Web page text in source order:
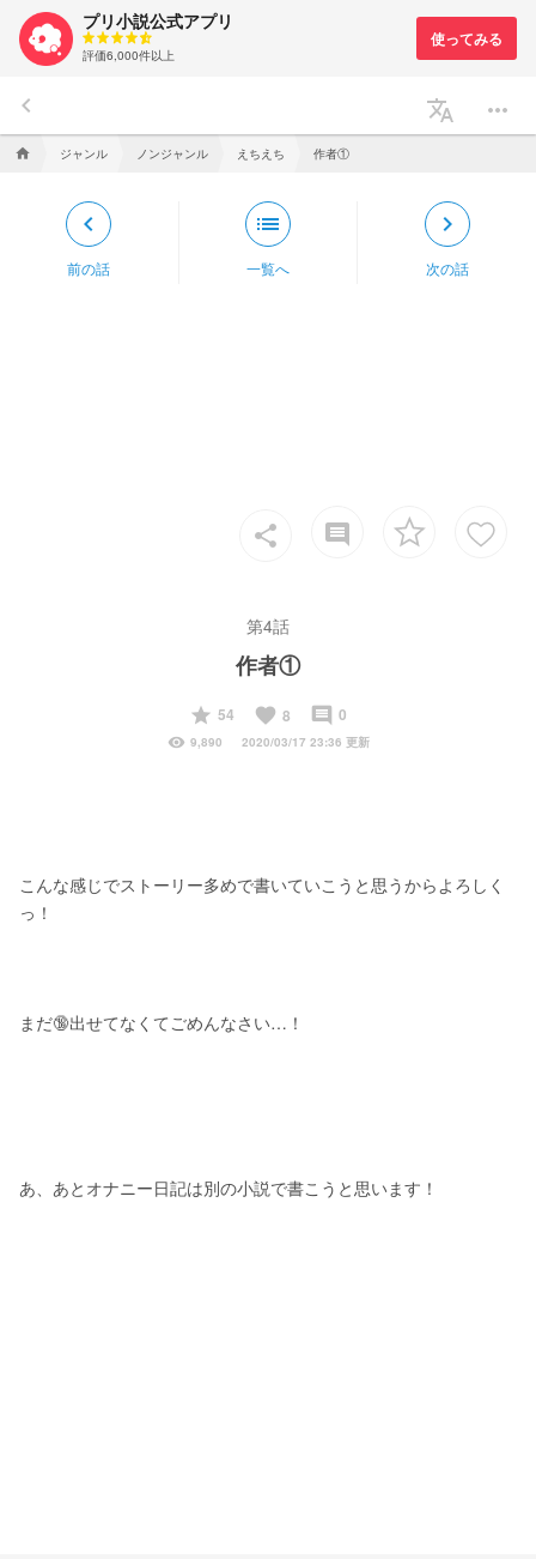
プリ小説公式アプリ
評価6,000件以上
keyboard_arrow_left translate more_horiz
home ジャンル ノンジャンル えちえち 作者①
keyboard_arrow_left
前の話
list
一覧へ
keyboard_arrow_right
次の話
share insert_comment
第4話
作者①
start
54 favorite 8 insert_comment 0
visibility 9,890 2020/03/17 23:36 更新
こんな感じでストーリー多めで書いていこうと思うからよろしく
っ！
まだ🔞出せてなくてごめんなさい…！
あ、あとオナニー日記は別の小説で書こうと思います！